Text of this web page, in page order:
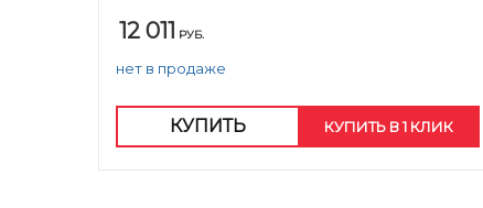
12 011 РУБ.
нет в продаже
КУПИТЬ КУПИТЬ В 1 КЛИК